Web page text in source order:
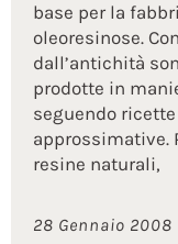
base per la
oleoresinose.
dall’antichità
prodotte in
seguendo
approssimative.
resine naturali,
28 Gennaio 2008